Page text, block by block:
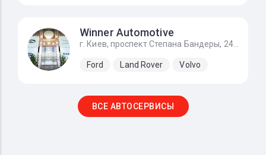
Winner Automotive
г. Киев, проспект Степана Бандеры, 24Д
Ford Land Rover Volvo
ВСЕ АВТОСЕРВИСЫ